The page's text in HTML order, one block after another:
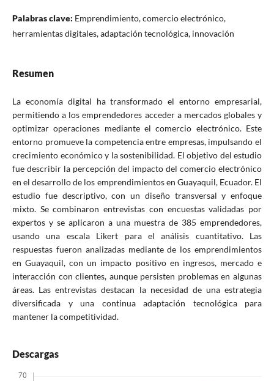
Palabras clave: Emprendimiento, comercio electrónico,
herramientas digitales, adaptación tecnológica, innovación
Resumen
La economía digital ha transformado el entorno empresarial,
permitiendo a los emprendedores acceder a mercados globales y
optimizar operaciones mediante el comercio electrónico. Este
entorno promueve la competencia entre empresas, impulsando el
crecimiento económico y la sostenibilidad. El objetivo del estudio
fue describir la percepción del impacto del comercio electrónico
en el desarrollo de los emprendimientos en Guayaquil, Ecuador. El
estudio fue descriptivo, con un diseño transversal y enfoque
mixto. Se combinaron entrevistas con encuestas validadas por
expertos y se aplicaron a una muestra de 385 emprendedores,
usando una escala Likert para el análisis cuantitativo. Las
respuestas fueron analizadas mediante de los emprendimientos
en Guayaquil, con un impacto positivo en ingresos, mercado e
interacción con clientes, aunque persisten problemas en algunas
áreas. Las entrevistas destacan la necesidad de una estrategia
diversificada y una continua adaptación tecnológica para
mantener la competitividad.
Descargas